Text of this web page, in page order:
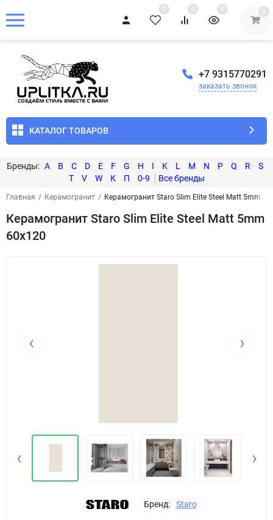
0 0 0 0
+7 9315770291
заказать звонок
КАТАЛОГ ТОВАРОВ
A B C D E F G H I K L M N P Q R
S
T
V W К П 0-9
Главная / Керамогранит / Керамогранит Staro Slim Elite Steel Matt 5mm
Керамогранит Staro Slim Elite Steel Matt 5mm
60x120
‹ ›
‹ ›
Бренд: Staro